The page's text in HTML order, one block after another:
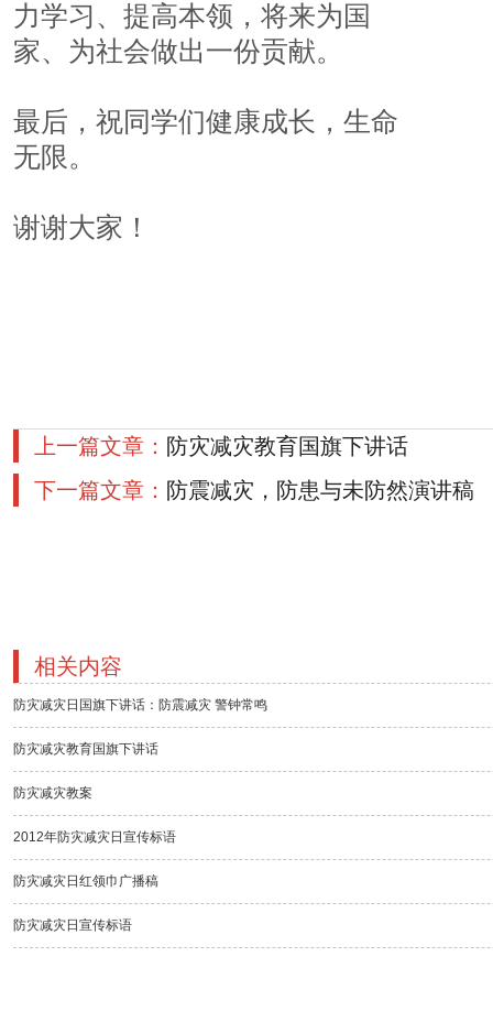
力学习、提高本领，将来为国
家、为社会做出一份贡献。
最后，祝同学们健康成长，生命
无限。
谢谢大家！
上一篇文章： 防灾减灾教育国旗下讲话
下一篇文章： 防震减灾，防患与未防然演讲稿
相关内容
防灾减灾日国旗下讲话：防震减灾 警钟常鸣
防灾减灾教育国旗下讲话
防灾减灾教案
2012年防灾减灾日宣传标语
防灾减灾日红领巾广播稿
防灾减灾日宣传标语